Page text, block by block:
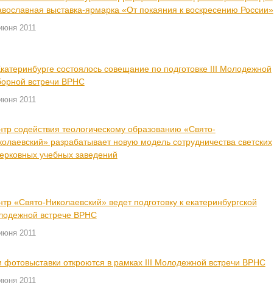
выставка-ярмарка «От покаяния к воскресению России»
2011
состоялось совещание по подготовке III Молодежной
встречи ВРНС
2011
содействия теологическому образованию «Свято-
разрабатывает новую модель сотрудничества светских
учебных заведений
«Свято-Николаевский» ведет подготовку к екатеринбургской
встрече ВРНС
2011
фотовыставки откроются в рамках III Молодежной встречи ВРНС
2011